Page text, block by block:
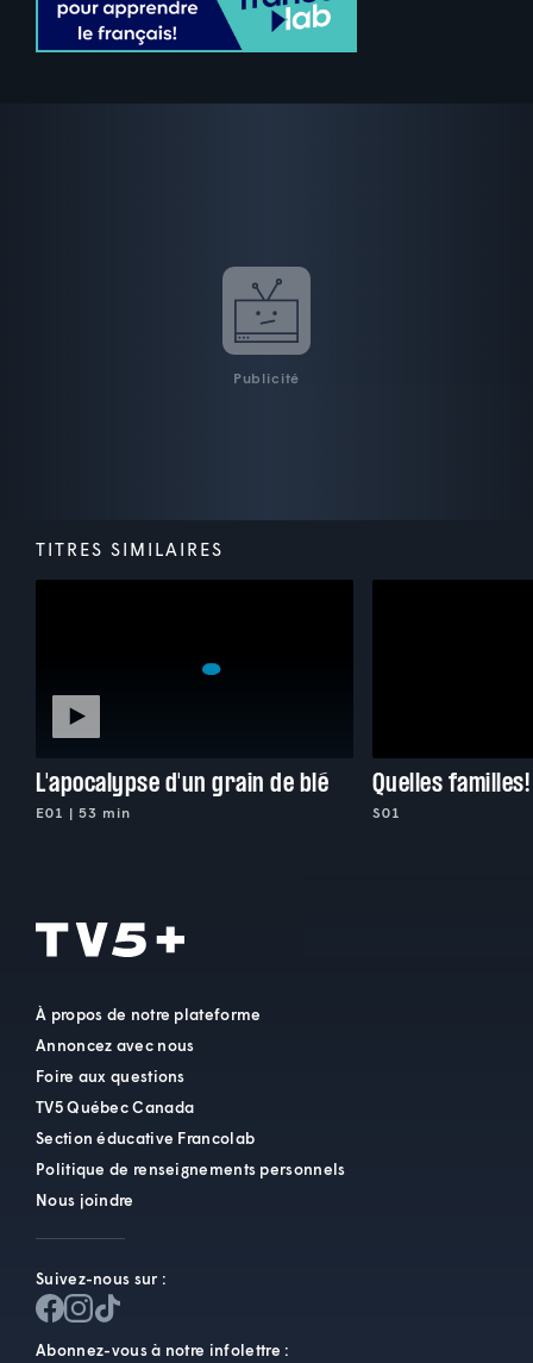
Publicité
TITRES SIMILAIRES
L'apocalypse d'un grain de blé
E01 | 53 min
Quelles familles!
S01
À propos de notre plateforme
Annoncez avec nous
Foire aux questions
TV5 Québec Canada
Section éducative Francolab
Politique de renseignements personnels
Nous joindre
Suivez-nous sur :
Abonnez-vous à notre infolettre :